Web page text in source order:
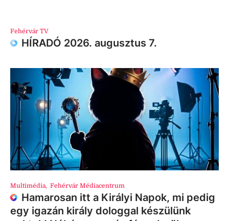
Fehérvár TV
HÍRADÓ 2026. augusztus 7.
Multimédia, Fehérvár Médiacentrum
Hamarosan itt a Királyi Napok, mi pedig
egy igazán király dologgal készülünk